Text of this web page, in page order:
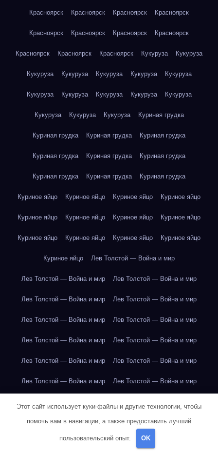
Красноярск Красноярск Красноярск Красноярск
Красноярск Красноярск Красноярск Красноярск
Красноярск Красноярск Красноярск Кукуруза Кукуруза
Кукуруза Кукуруза Кукуруза Кукуруза Кукуруза
Кукуруза Кукуруза Кукуруза Кукуруза Кукуруза
Кукуруза Кукуруза Кукуруза Куриная грудка
Куриная грудка Куриная грудка Куриная грудка
Куриная грудка Куриная грудка Куриная грудка
Куриная грудка Куриная грудка Куриная грудка
Куриное яйцо Куриное яйцо Куриное яйцо Куриное яйцо
Куриное яйцо Куриное яйцо Куриное яйцо Куриное яйцо
Куриное яйцо Куриное яйцо Куриное яйцо Куриное яйцо
Куриное яйцо Лев Толстой — Война и мир
Лев Толстой — Война и мир Лев Толстой — Война и мир
Лев Толстой — Война и мир Лев Толстой — Война и мир
Лев Толстой — Война и мир Лев Толстой — Война и мир
Лев Толстой — Война и мир Лев Толстой — Война и мир
Лев Толстой — Война и мир Лев Толстой — Война и мир
Лев Толстой — Война и мир Лев Толстой — Война и мир
Лондон Лондон Лондон Лондон Лондон Лондон
Лондон Лондон Лондон Лондон
Этот сайт использует куки-файлы и другие технологии, чтобы
помочь вам в навигации, а также предоставить лучший
пользовательский опыт. OK